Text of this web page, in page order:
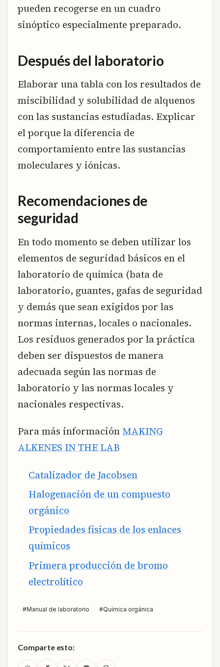
pueden recogerse en un cuadro
sinóptico especialmente preparado.
Después del laboratorio
Elaborar una tabla con los resultados de
miscibilidad y solubilidad de alquenos
con las sustancias estudiadas. Explicar
el porque la diferencia de
comportamiento entre las sustancias
moleculares y iónicas.
Recomendaciones de
seguridad
En todo momento se deben utilizar los
elementos de seguridad básicos en el
laboratorio de química (bata de
laboratorio, guantes, gafas de seguridad
y demás que sean exigidos por las
normas internas, locales o nacionales.
Los residuos generados por la práctica
deben ser dispuestos de manera
adecuada según las normas de
laboratorio y las normas locales y
nacionales respectivas.
Para más información MAKING
ALKENES IN THE LAB
Catalizador de Jacobsen
Halogenación de un compuesto
orgánico
Propiedades físicas de los enlaces
químicos
Primera producción de bromo
electrolítico
#Manual de laboratorio #Química orgánica
Comparte esto: